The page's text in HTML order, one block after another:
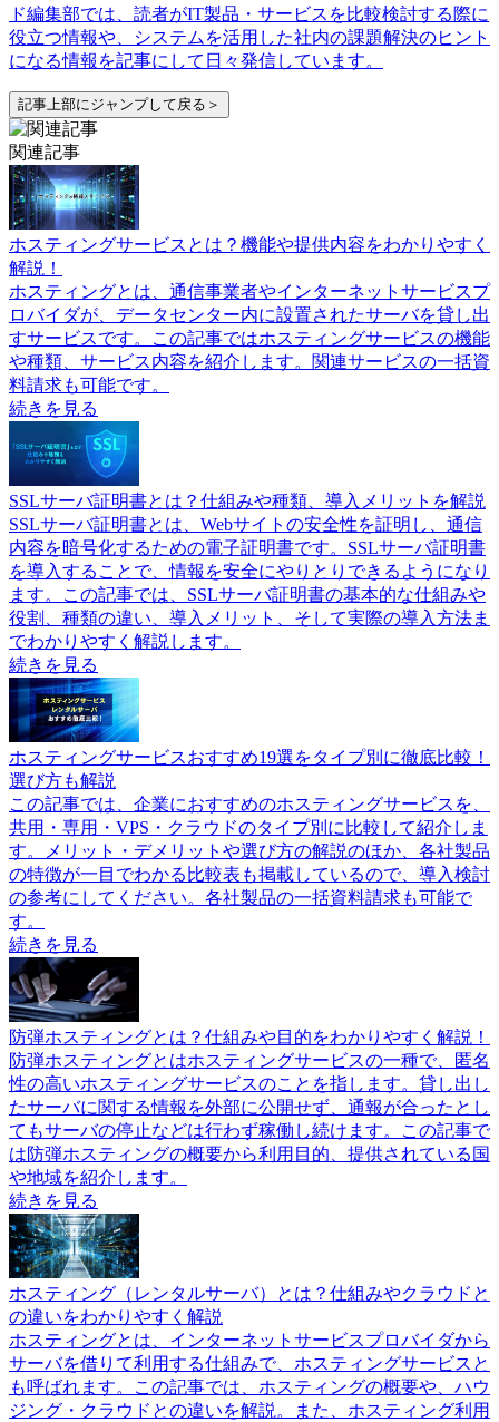
ド編集部では、読者がIT製品・サービスを比較検討する際に
役立つ情報や、システムを活用した社内の課題解決のヒント
になる情報を記事にして日々発信しています。
記事上部にジャンプして戻る＞
関連記事
ホスティングサービスとは？機能や提供内容をわかりやすく
解説！
ホスティングとは、通信事業者やインターネットサービスプ
ロバイダが、データセンター内に設置されたサーバを貸し出
すサービスです。この記事ではホスティングサービスの機能
や種類、サービス内容を紹介します。関連サービスの一括資
料請求も可能です。
続きを見る
SSLサーバ証明書とは？仕組みや種類、導入メリットを解説
SSLサーバ証明書とは、Webサイトの安全性を証明し、通信
内容を暗号化するための電子証明書です。SSLサーバ証明書
を導入することで、情報を安全にやりとりできるようになり
ます。この記事では、SSLサーバ証明書の基本的な仕組みや
役割、種類の違い、導入メリット、そして実際の導入方法ま
でわかりやすく解説します。
続きを見る
ホスティングサービスおすすめ19選をタイプ別に徹底比較！
選び方も解説
この記事では、企業におすすめのホスティングサービスを、
共用・専用・VPS・クラウドのタイプ別に比較して紹介しま
す。メリット・デメリットや選び方の解説のほか、各社製品
の特徴が一目でわかる比較表も掲載しているので、導入検討
の参考にしてください。各社製品の一括資料請求も可能で
す。
続きを見る
防弾ホスティングとは？仕組みや目的をわかりやすく解説！
防弾ホスティングとはホスティングサービスの一種で、匿名
性の高いホスティングサービスのことを指します。貸し出し
たサーバに関する情報を外部に公開せず、通報が合ったとし
てもサーバの停止などは行わず稼働し続けます。この記事で
は防弾ホスティングの概要から利用目的、提供されている国
や地域を紹介します。
続きを見る
ホスティング（レンタルサーバ）とは？仕組みやクラウドと
の違いをわかりやすく解説
ホスティングとは、インターネットサービスプロバイダから
サーバを借りて利用する仕組みで、ホスティングサービスと
も呼ばれます。この記事では、ホスティングの概要や、ハウ
ジング・クラウドとの違いを解説。また、ホスティング利用